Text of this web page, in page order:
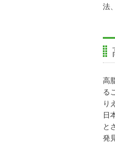
法
高
る
り
日
と
発